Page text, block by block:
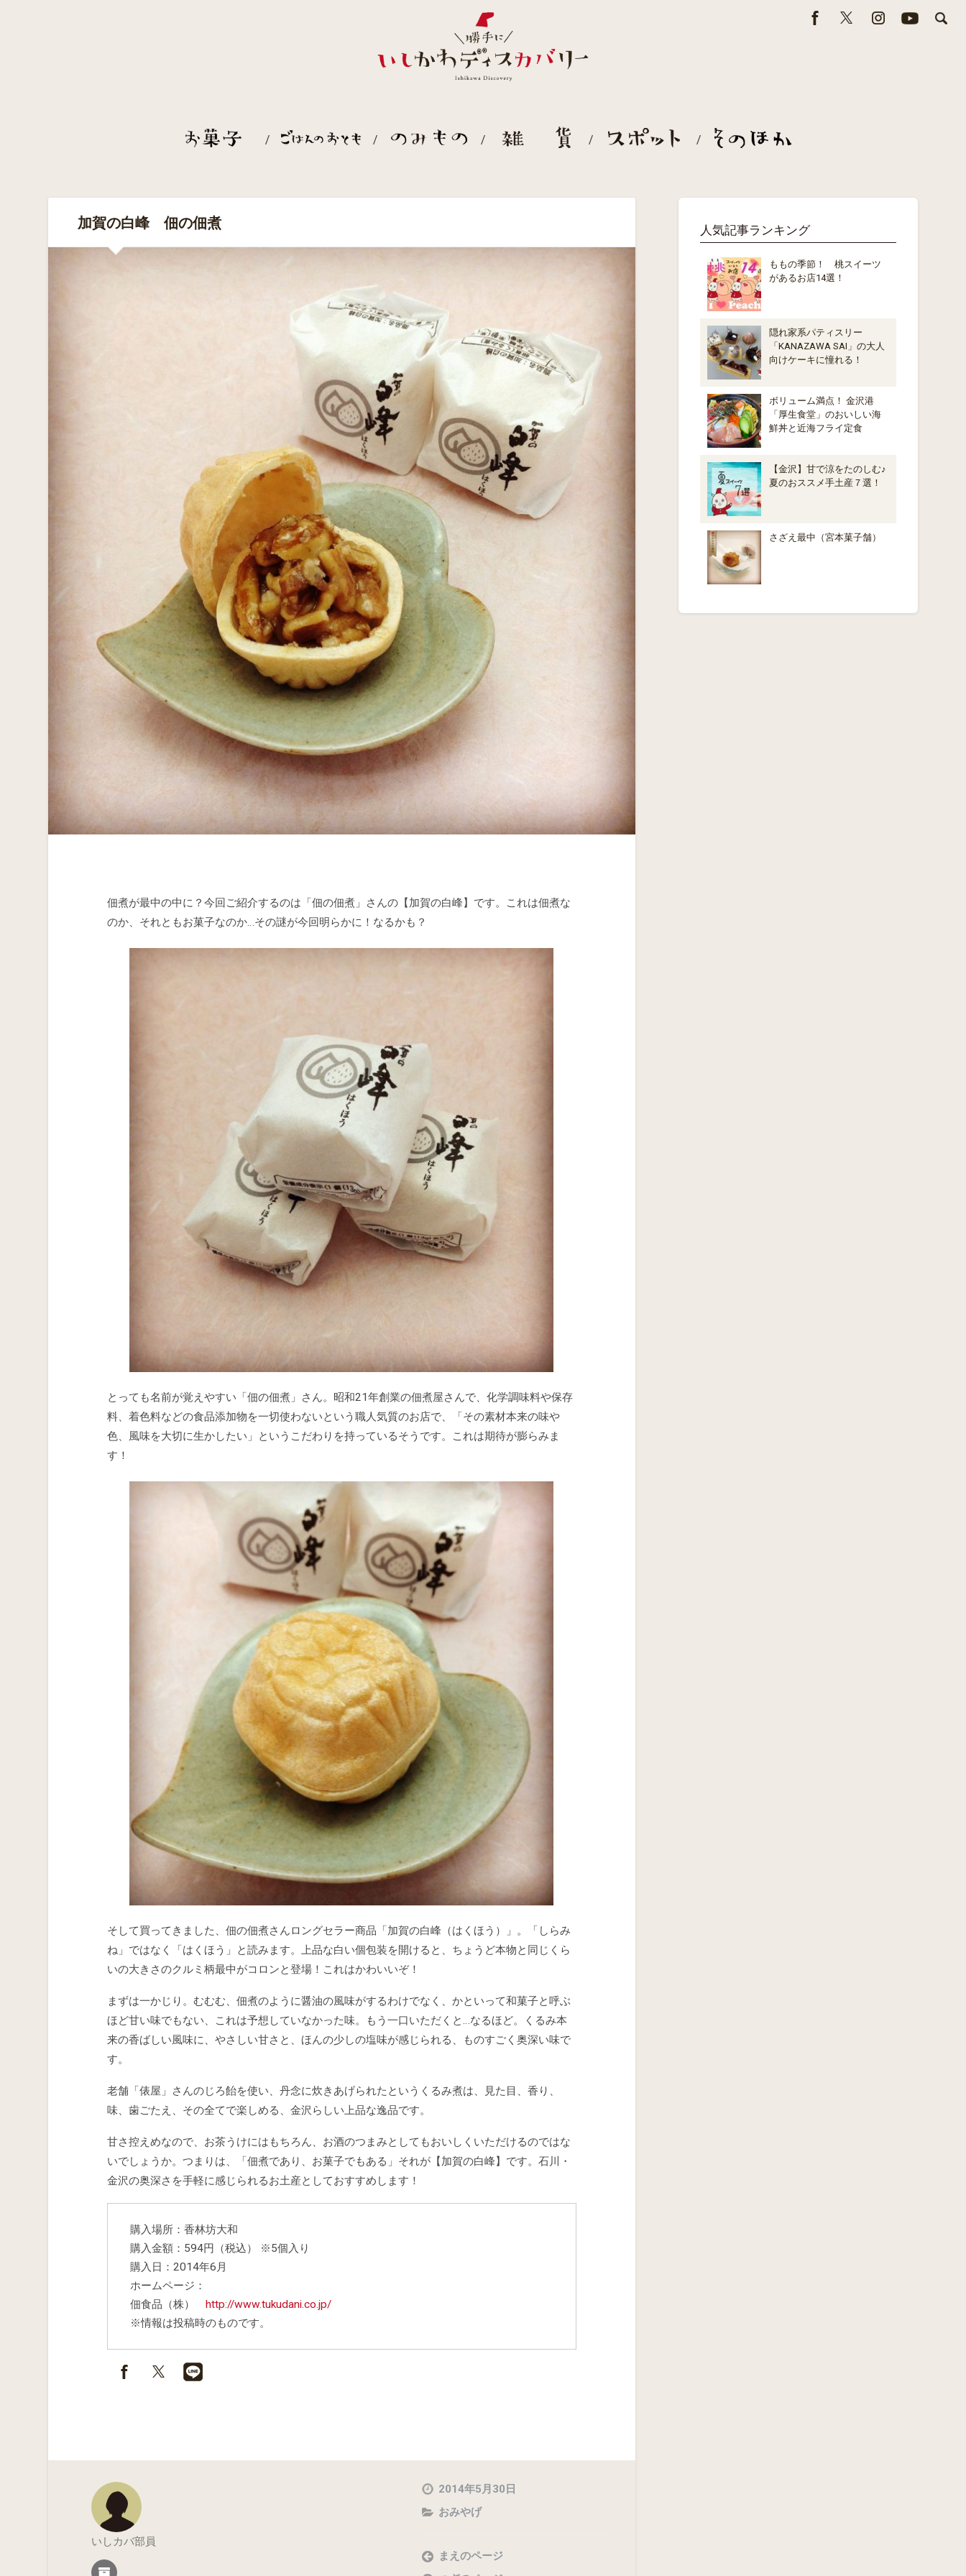
加賀の白峰 佃の佃煮
佃煮が最中の中に？今回ご紹介するのは「佃の佃煮」さんの【加賀の白峰】です。これは佃煮な
のか、それともお菓子なのか…その謎が今回明らかに！なるかも？
とっても名前が覚えやすい「佃の佃煮」さん。昭和21年創業の佃煮屋さんで、化学調味料や保存
料、着色料などの食品添加物を一切使わないという職人気質のお店で、「その素材本来の味や
色、風味を大切に生かしたい」というこだわりを持っているそうです。これは期待が膨らみま
す！
そして買ってきました、佃の佃煮さんロングセラー商品「加賀の白峰（はくほう）」。「しらみ
ね」ではなく「はくほう」と読みます。上品な白い個包装を開けると、ちょうど本物と同じくら
いの大きさのクルミ柄最中がコロンと登場！これはかわいいぞ！
まずは一かじり。むむむ、佃煮のように醤油の風味がするわけでなく、かといって和菓子と呼ぶ
ほど甘い味でもない、これは予想していなかった味。もう一口いただくと…なるほど。くるみ本
来の香ばしい風味に、やさしい甘さと、ほんの少しの塩味が感じられる、ものすごく奥深い味で
す。
老舗「俵屋」さんのじろ飴を使い、丹念に炊きあげられたというくるみ煮は、見た目、香り、
味、歯ごたえ、その全てで楽しめる、金沢らしい上品な逸品です。
甘さ控えめなので、お茶うけにはもちろん、お酒のつまみとしてもおいしくいただけるのではな
いでしょうか。つまりは、「佃煮であり、お菓子でもある」それが【加賀の白峰】です。石川・
金沢の奥深さを手軽に感じられるお土産としておすすめします！
購入場所：香林坊大和
購入金額：594円（税込） ※5個入り
購入日：2014年6月
ホームページ：
佃食品（株） http://www.tukudani.co.jp/
※情報は投稿時のものです。
いしカバ部員
2014年5月30日
おみやげ
まえのページ
人気記事ランキング
ももの季節！ 桃スイーツ
があるお店14選！
隠れ家系パティスリー
「KANAZAWA SAI」の大人
向けケーキに憧れる！
ボリューム満点！ 金沢港
「厚生食堂」のおいしい海
鮮丼と近海フライ定食
【金沢】甘で涼をたのしむ♪
夏のおススメ手土産７選！
さざえ最中（宮本菓子舗）